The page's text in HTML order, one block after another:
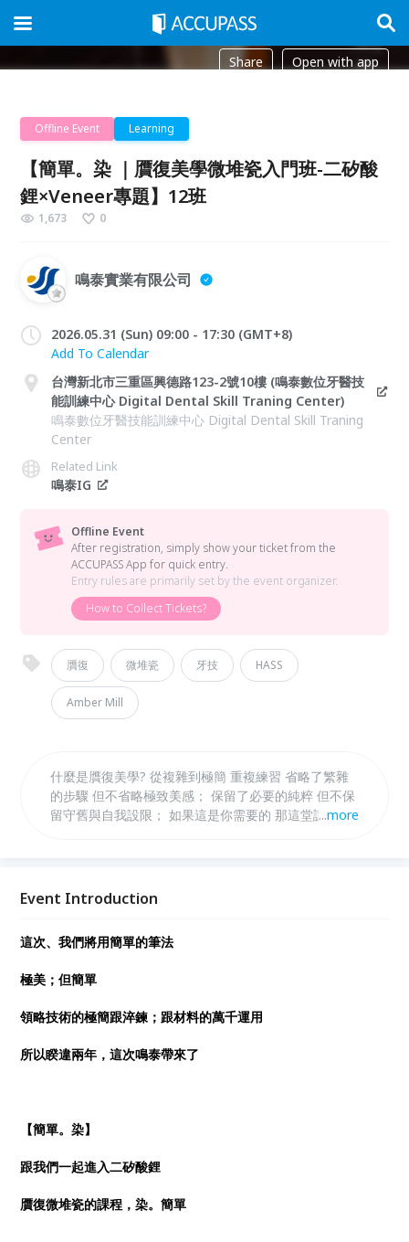
Share Open with app
Offline Event Learning
【簡單。染 ｜贋復美學微堆瓷入門班-二矽酸
鋰×Veneer專題】12班
1,673 0
鳴泰實業有限公司
2026.05.31 (Sun) 09:00 - 17:30 (GMT+8)
Add To Calendar
台灣新北市三重區興德路123-2號10樓 (鳴泰數位牙醫技
能訓練中心 Digital Dental Skill Traning Center)
鳴泰數位牙醫技能訓練中心 Digital Dental Skill Traning
Center
Related Link
鳴泰IG
Offline Event
After registration, simply show your ticket from the
ACCUPASS App for quick entry.
Entry rules are primarily set by the event organizer.
How to Collect Tickets?
贋復 微堆瓷 牙技 HASS
Amber Mill
什麼是贋復美學? 從複雜到極簡 重複練習 省略了繁雜
的步驟 但不省略極致美感； 保留了必要的純粹 但不保
留守舊與自我設限； 如果這是你需要的 那這堂課 你務
...more
Event Introduction
這次、我們將用簡單的筆法
極美；但簡單
領略技術的極簡跟淬鍊；跟材料的萬千運用
所以睽違兩年，這次鳴泰帶來了
【簡單。染】
跟我們一起進入二矽酸鋰
贋復微堆瓷的課程，染。簡單